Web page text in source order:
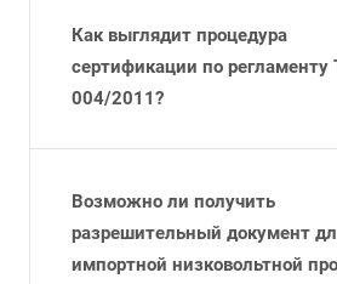
Как выглядит процедура
сертификации по регламенту
004/2011?
Возможно ли получить
разрешительный документ
импортной низковольтной